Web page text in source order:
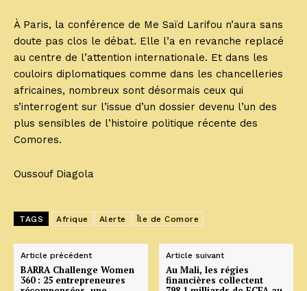
À Paris, la conférence de Me Saïd Larifou n’aura sans
doute pas clos le débat. Elle l’a en revanche replacé
au centre de l’attention internationale. Et dans les
couloirs diplomatiques comme dans les chancelleries
africaines, nombreux sont désormais ceux qui
s’interrogent sur l’issue d’un dossier devenu l’un des
plus sensibles de l’histoire politique récente des
Comores.
Oussouf Diagola
TAGS Afrique Alerte Île de Comore
Article précédent
BARRA Challenge Women
360 : 25 entrepreneures
Article suivant
Au Mali, les régies
financières collectent